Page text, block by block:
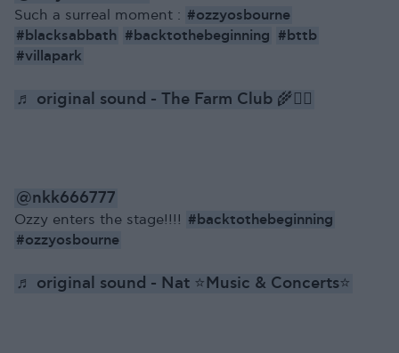
Such a surreal moment : #ozzyosbourne
#blacksabbath #backtothebeginning #bttb
#villapark
♬ original sound - The Farm Club 🌾🧘‍♂️
@nkk666777
Ozzy enters the stage!!!! #backtothebeginning
#ozzyosbourne
♬ original sound - Nat ⭐️Music & Concerts⭐️